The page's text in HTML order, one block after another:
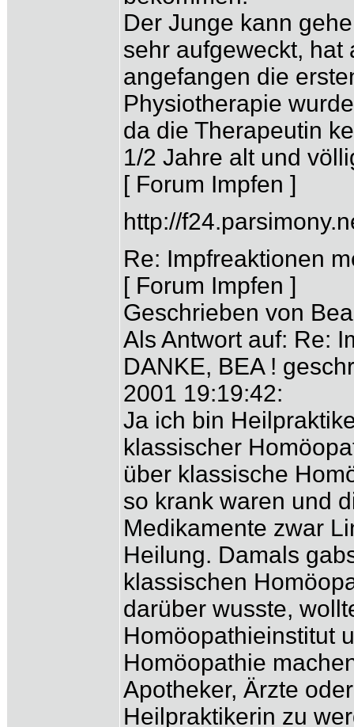
Der Junge kann
sehr aufgeweckt, hat
angefangen die
Physiotherapie
da die Therapeutin
1/2 Jahre alt und
[ Forum Impfen ]
http://
Re: Impfreaktionen
[ Forum Impfen ]
Geschrieben von
Als Antwort auf: Re:
DANKE, BEA !
2001 19:19:42:
Ja ich bin
klassischer
über klassische
so krank waren und
Medikamente zwar
Heilung. Damals
klassischen
darüber wusste,
Homöopathieinstitut
Homöopathie
Apotheker, Ärzte
Heilpraktikerin zu